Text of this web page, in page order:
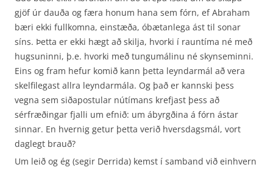
gjöf úr dauða og færa honum hana sem fórn, ef Abraham
bæri ekki fullkomna, einstæða, óbætanlega ást til sonar
síns. Þetta er ekki hægt að skilja, hvorki í rauntíma né með
hugsuninni, þ.e. hvorki með tungumálinu né skynseminni.
Eins og fram hefur komið kann þetta leyndarmál að vera
skelfilegast allra leyndarmála. Og það er kannski þess
vegna sem siðapostular nútímans krefjast þess að
sérfræðingar fjalli um efnið: um ábyrgðina á fórn ástar
sinnar. En hvernig getur þetta verið hversdagsmál, vort
daglegt brauð?
Um leið og ég (segir Derrida) kemst í samband við einhvern